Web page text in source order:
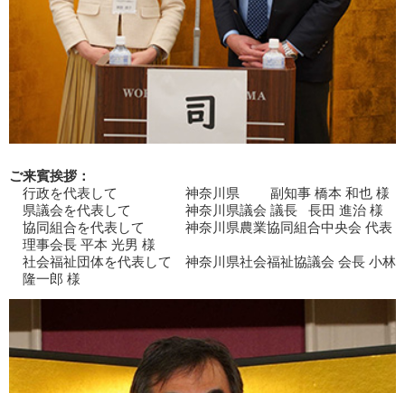
ご来賓挨拶：
行政を代表して 神奈川県 副知事 橋本 和也 様
県議会を代表して 神奈川県議会 議長 長田 進治 様
協同組合を代表して 神奈川県農業協同組合中央会 代表
理事会長 平本 光男 様
社会福祉団体を代表して 神奈川県社会福祉協議会 会長 小林
隆一郎 様